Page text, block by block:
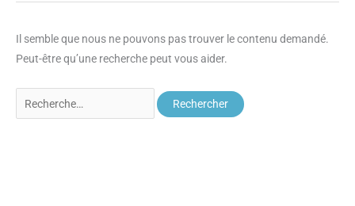
Il semble que nous ne pouvons pas trouver le contenu demandé.
Peut-être qu’une recherche peut vous aider.
Rechercher :